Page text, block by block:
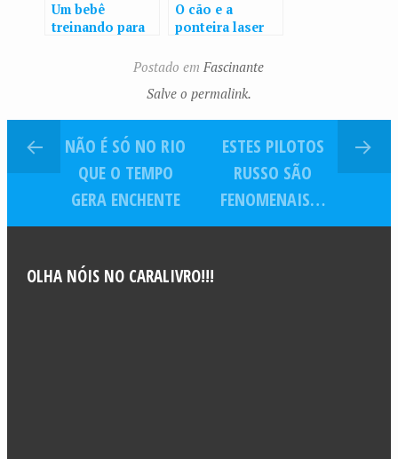
Um bebê
treinando para
O cão e a
ponteira laser
Postado emFascinante
Salve o permalink.
NÃO É SÓ NO RIO
QUE O TEMPO
GERA ENCHENTE
ESTES PILOTOS
RUSSO SÃO
FENOMENAIS…
OLHA NÓIS NO CARALIVRO!!!